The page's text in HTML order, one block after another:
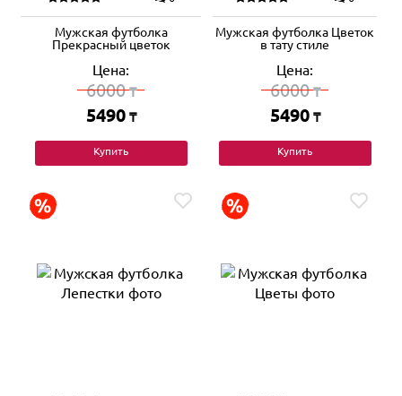
Мужская футболка
Прекрасный цветок
Цена:
6000₸
5490 ₸
Купить
Мужская футболка Цветок
в тату стиле
Цена:
6000₸
5490 ₸
Купить